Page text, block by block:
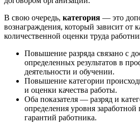
В свою очередь, категория — это
вознаграждения, который зависит от
количественной оценки труда
Повышение разряда связано с
определенных результатов в
деятельности и обучении.
Повышение категории
и оценки качества работы.
Оба показателя — разряд и
определения уровня
гарантий работника.